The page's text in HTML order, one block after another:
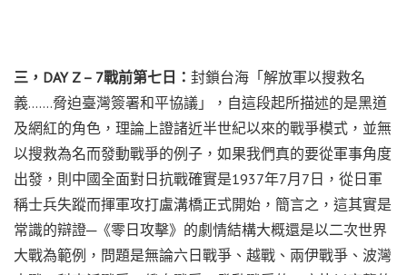
三，DAY Z – 7戰前第七日： 封鎖台海「解放軍以搜救名
義…….脅迫臺灣簽署和平協議」，自這段起所描述的是黑道
及網紅的角色，理論上證諸近半世紀以來的戰爭模式，並無
以搜救為名而發動戰爭的例子，如果我們真的要從軍事角度
出發，則中國全面對日抗戰確實是1937年7月7日，從日軍
稱士兵失蹤而揮軍攻打盧溝橋正式開始，簡言之，這其實是
常識的辯證─《零日攻擊》的劇情結構大概還是以二次世界
大戰為範例，問題是無論六日戰爭、越戰、兩伊戰爭、波灣